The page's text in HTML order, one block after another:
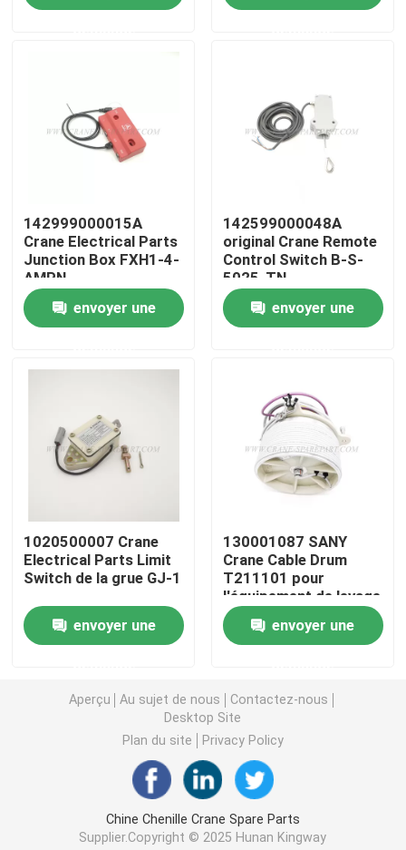
Contrôle de la qualité
nouvelles
Demande de soumission
Crane Electrical Parts
Crane Undercarriage Parts
Crane Engine Parts
Crane Boom Parts
Crane Light
142999000015A
Crane Electrical Parts
Junction Box FXH1-4-
AMPN
envoyer une
142599000048A
original Crane Remote
Control Switch B-S-
5025-TN
envoyer une
1020500007 Crane
Electrical Parts Limit
Switch de la grue GJ-1
envoyer une
130001087 SANY
Crane Cable Drum
T211101 pour
l'équipement de levage
envoyer une
Aperçu Au sujet de nous
Contactez-nous
Desktop Site
Plan du site
Privacy Policy
Chine Chenille Crane Spare Parts
Supplier.Copyright © 2025 Hunan Kingway